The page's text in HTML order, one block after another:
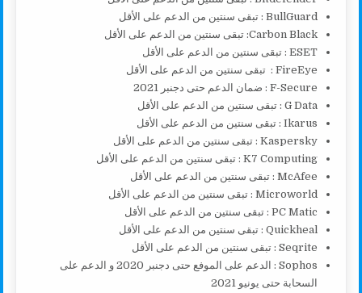
BullGuard : تبقى سنتين من الدعم على الأقل
Carbon Black: تبقى سنتين من الدعم على الأقل
ESET : تبقى سنتين من الدعم على الأقل
FireEye : تبقى سنتين من الدعم على الأقل
F-Secure : ضمان الدعم حتى دجنبر 2021
G Data : تبقى سنتين من الدعم على الأقل
Ikarus : تبقى سنتين من الدعم على الأقل
Kaspersky : تبقى سنتين من الدعم على الأقل
K7 Computing : تبقى سنتين من الدعم على الأقل
McAfee : تبقى سنتين من الدعم على الأقل
Microworld : تبقى سنتين من الدعم على الأقل
PC Matic : تبقى سنتين من الدعم على الأقل
Quickheal : تبقى سنتين من الدعم على الأقل
Seqrite : تبقى سنتين من الدعم على الأقل
Sophos : الدعم على الموفع حتى دجنبر 2020 و الدعم على
السحابة حتى يونيو 2021